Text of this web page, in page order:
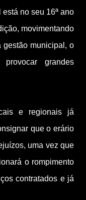
no seu 16ª ano
movimentando
gestão municipal, o
grandes
e regionais já
que o erário
uma vez que
o rompimento
contratados e já